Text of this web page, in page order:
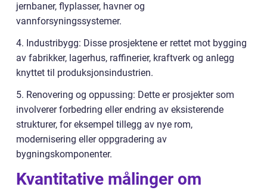
jernbaner, flyplasser, havner og
vannforsyningssystemer.
4. Industribygg: Disse prosjektene er rettet mot bygging
av fabrikker, lagerhus, raffinerier, kraftverk og anlegg
knyttet til produksjonsindustrien.
5. Renovering og oppussing: Dette er prosjekter som
involverer forbedring eller endring av eksisterende
strukturer, for eksempel tillegg av nye rom,
modernisering eller oppgradering av
bygningskomponenter.
Kvantitative målinger om